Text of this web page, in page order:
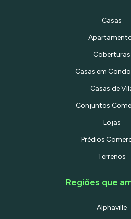
Casas
Coberturas
Casas em
Casas de
Conjuntos
Lojas
Prédios
Terrenos
Regiões que
Alphaville